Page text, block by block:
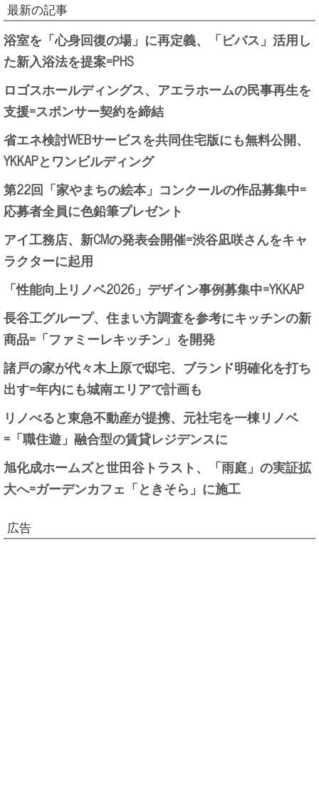
最新の記事
浴室を「心身回復の場」に再定義、「ビバス」活用し
た新入浴法を提案=PHS
ロゴスホールディングス、アエラホームの民事再生を
支援=スポンサー契約を締結
省エネ検討WEBサービスを共同住宅版にも無料公開、
YKKAPとワンビルディング
第22回「家やまちの絵本」コンクールの作品募集中=
応募者全員に色鉛筆プレゼント
アイ工務店、新CMの発表会開催=渋谷凪咲さんをキャ
ラクターに起用
「性能向上リノベ2026」デザイン事例募集中=YKKAP
長谷工グループ、住まい方調査を参考にキッチンの新
商品=「ファミーレキッチン」を開発
諸戸の家が代々木上原で邸宅、ブランド明確化を打ち
出す=年内にも城南エリアで計画も
リノべると東急不動産が提携、元社宅を一棟リノベ
=「職住遊」融合型の賃貸レジデンスに
旭化成ホームズと世田谷トラスト、「雨庭」の実証拡
大へ=ガーデンカフェ「ときそら」に施工
広告